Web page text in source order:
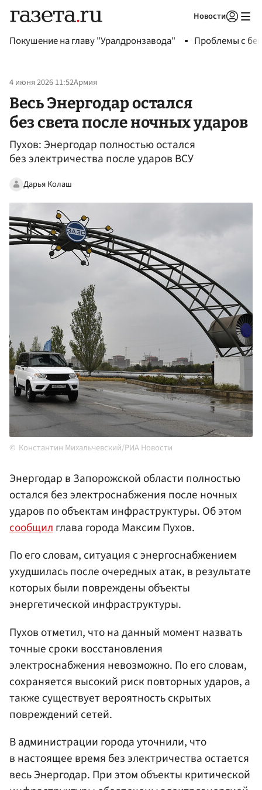
Новости
Покушение на главу "Уралдронзавода" Проблемы с
4 июня 2026 11:52Армия
Весь Энергодар остался
без света после ночных ударов
Пухов: Энергодар полностью остался
без электричества после ударов ВСУ
Дарья Колаш
Константин Михальчевский/РИА Новости
Энергодар в Запорожской области полностью
остался без электроснабжения после ночных
ударов по объектам инфраструктуры. Об этом
сообщилглава города Максим Пухов.
По его словам, ситуация с энергоснабжением
ухудшилась после очередных атак, в результате
которых были повреждены объекты
энергетической инфраструктуры.
Пухов отметил, что на данный момент назвать
точные сроки восстановления
электроснабжения невозможно. По его словам,
сохраняется высокий риск повторных ударов, а
также существует вероятность скрытых
повреждений сетей.
В администрации города уточнили, что
в настоящее время без электричества остается
весь Энергодар. При этом объекты критической